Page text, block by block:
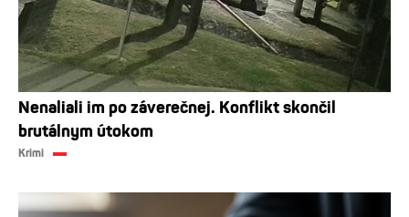
Nenaliali im po záverečnej. Konflikt skončil
brutálnym útokom
Krimi